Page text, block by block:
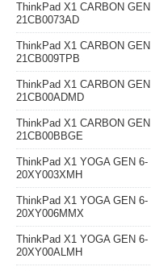
ThinkPad X1 CARBON
21CB0073AD
ThinkPad X1 CARBON
21CB009TPB
ThinkPad X1 CARBON
21CB00ADMD
ThinkPad X1 CARBON
21CB00BBGE
ThinkPad X1 YOGA GEN 6-
20XY003XMH
ThinkPad X1 YOGA GEN 6-
20XY006MMX
ThinkPad X1 YOGA GEN 6-
20XY00ALMH